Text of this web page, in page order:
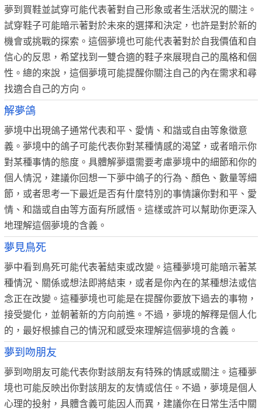
夢到買鞋並試穿可能代表著對自己形象或者生活狀況的關注。
試穿鞋子可能暗示著對於未來的選擇和決定，也許是對於新的
機會或挑戰的探索。這個夢境也可能代表著對於自我價值和自
信心的反思，希望找到一雙合適的鞋子來展現自己的風格和個
性。總的來說，這個夢境可能提醒你關注自己的內在需求和尋
找適合自己的方向。
解夢鴿
夢境中出現鴿子通常代表和平、愛情、和諧或自由等象徵意
義。夢境中的鴿子可能代表你對某種情感的渴望，或者暗示你
對某種事情的態度。具體解夢還需要考慮夢境中的細節和你的
個人情況，建議你回想一下夢中鴿子的行為、顏色、數量等細
節，或者思考一下最近是否有什麼特別的事情讓你對和平、愛
情、和諧或自由等方面有所感悟。這樣或許可以幫助你更深入
地理解這個夢境的含義。
夢見鳥死
夢中看到鳥死可能代表著結束或改變。這種夢境可能暗示著某
種情況、關係或想法即將結束，或者是你內在的某種想法或信
念正在改變。這種夢境也可能是在提醒你要放下過去的事物，
接受變化，並朝著新的方向前進。不過，夢境的解釋是個人化
的，最好根據自己的情況和感受來理解這個夢境的含義。
夢到吻朋友
夢到吻朋友可能代表你對該朋友有特殊的情感或關注。這種夢
境也可能反映出你對該朋友的友情或信任。不過，夢境是個人
心理的投射，具體含義可能因人而異，建議你在日常生活中關